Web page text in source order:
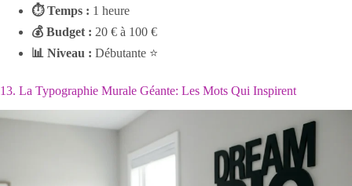
⏱ Temps : 1 heure
💰 Budget : 20 € à 100 €
📊 Niveau : Débutante ⭐
13. La Typographie Murale Géante: Les Mots Qui Inspirent